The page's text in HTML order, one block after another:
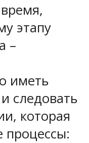
этапу
–
иметь
следовать
которая